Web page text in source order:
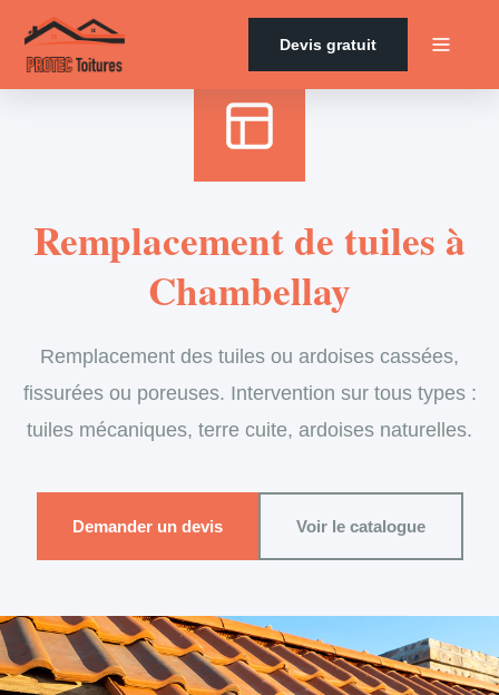
Devis gratuit
Remplacement de tuiles à
Chambellay
Remplacement des tuiles ou ardoises cassées,
fissurées ou poreuses. Intervention sur tous types :
tuiles mécaniques, terre cuite, ardoises naturelles.
Demander un devis Voir le catalogue